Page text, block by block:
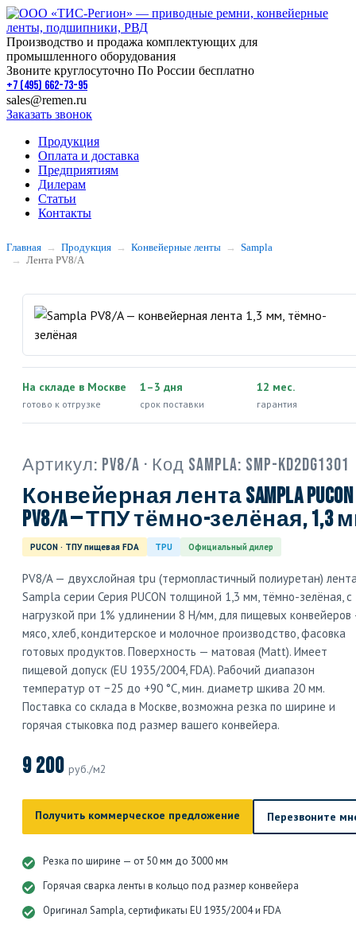
Производство и продажа комплектующих для
промышленного оборудования
Звоните круглосуточно По России бесплатно
+7 (495) 662-73-95
sales@remen.ru
Заказать звонок
Продукция
Оплата и доставка
Предприятиям
Дилерам
Статьи
Контакты
Главная Продукция Конвейерные ленты
Sampla
Лента PV8/A
На складе в Москве
готово к отгрузке
1–3 дня
срок поставки
12 мес.
гарантия
Артикул: PV8/A · Код Sampla: SMP-KD2DG1301
Конвейерная лента Sampla PUCON
PV8/A — ТПУ тёмно-зелёная, 1,3
PUCON · ТПУ пищевая FDA TPU Официальный дилер
PV8/A — двухслойная tpu (термопластичный полиуретан)
Sampla серии Серия PUCON толщиной 1,3 мм, тёмно-зелёная, с
нагрузкой при 1% удлинении 8 Н/мм, для пищевых
мясо, хлеб, кондитерское и молочное производство, фасовка
готовых продуктов. Поверхность — матовая (Matt). Имеет
пищевой допуск (EU 1935/2004, FDA). Рабочий диапазон
температур от −25 до +90 °C, мин. диаметр шкива 20 мм.
Поставка со склада в Москве, возможна резка по ширине и
горячая стыковка под размер вашего конвейера.
9 200 руб./м2
Получить коммерческое предложение Перезвоните
Резка по ширине — от 50 мм до 3000 мм
Горячая сварка ленты в кольцо под размер конвейера
Оригинал Sampla, сертификаты EU 1935/2004 и FDA